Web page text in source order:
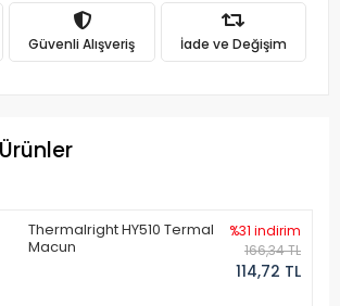
Güvenli Alışveriş İade ve Değişim
Thermalright HY510 Termal
Macun
%31 indirim
166,34 TL
114,72 TL